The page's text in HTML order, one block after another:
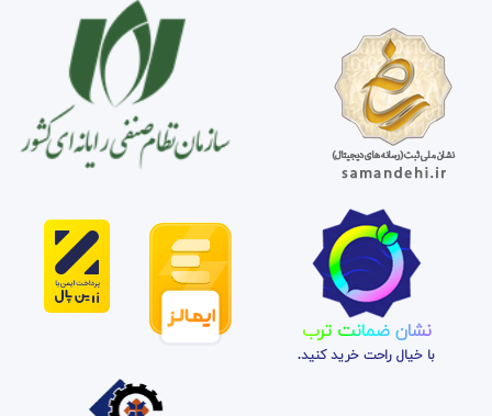
نشان ضمانت ترب
با خیال راحت خرید کنید.